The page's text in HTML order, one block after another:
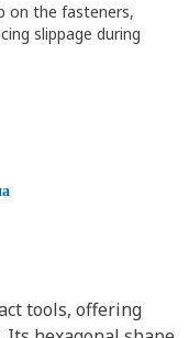
on the fasteners,
slippage during
tools, offering